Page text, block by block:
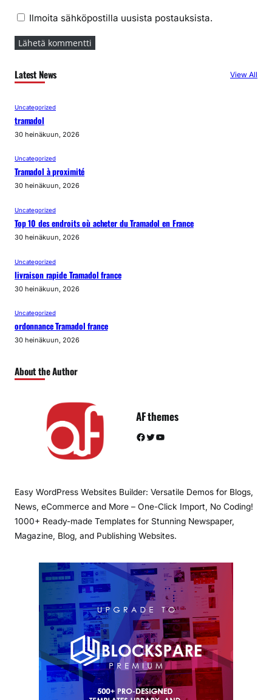
Ilmoita sähköpostilla uusista postauksista.
Latest News View All
Uncategorized
tramadol
30 heinäkuun, 2026
Uncategorized
Tramadol à proximité
30 heinäkuun, 2026
Uncategorized
Top 10 des endroits où acheter du Tramadol en France
30 heinäkuun, 2026
Uncategorized
livraison rapide Tramadol france
30 heinäkuun, 2026
Uncategorized
ordonnance Tramadol france
30 heinäkuun, 2026
About the Author
AF themes
Facebook Twitter YouTube
Easy WordPress Websites Builder: Versatile Demos for Blogs,
News, eCommerce and More – One-Click Import, No Coding!
1000+ Ready-made Templates for Stunning Newspaper,
Magazine, Blog, and Publishing Websites.